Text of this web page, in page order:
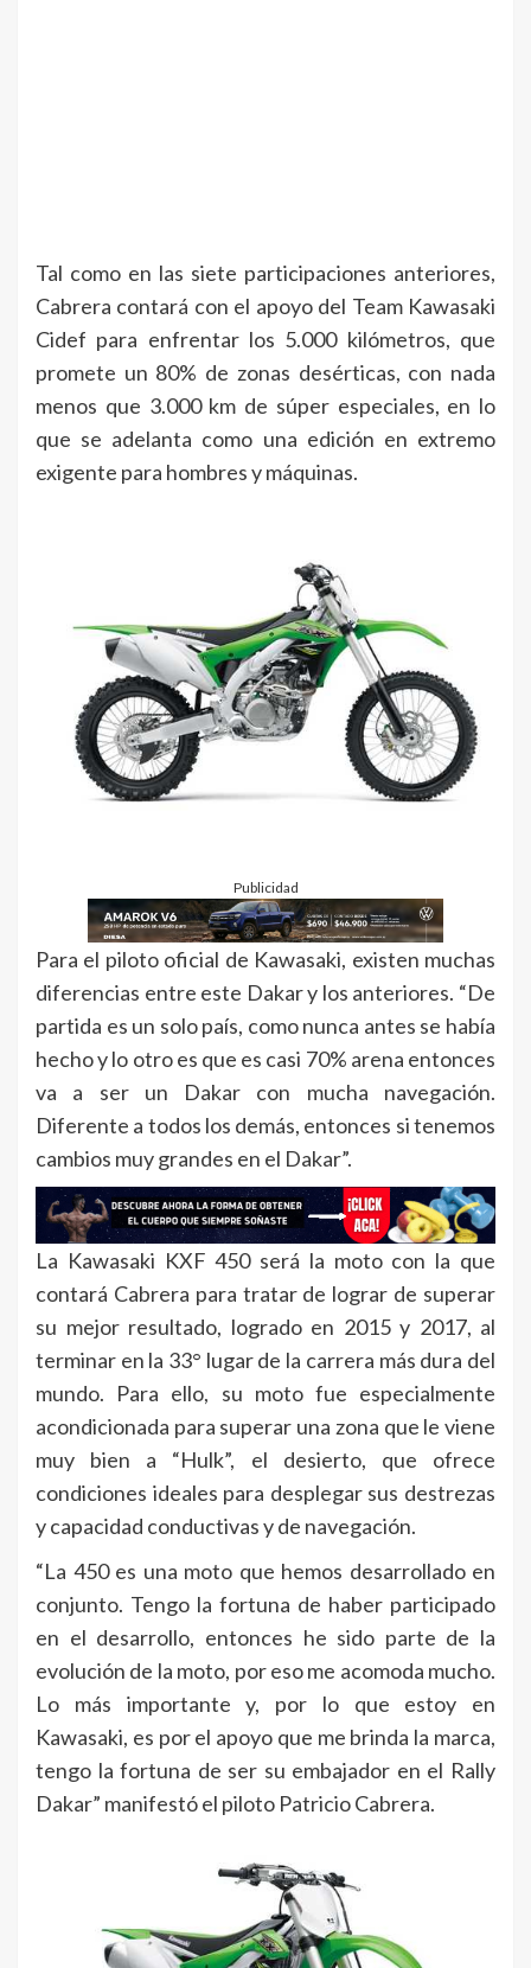
Tal como en las siete participaciones anteriores,
Cabrera contará con el apoyo del Team Kawasaki
Cidef para enfrentar los 5.000 kilómetros, que
promete un 80% de zonas desérticas, con nada
menos que 3.000 km de súper especiales, en lo
que se adelanta como una edición en extremo
exigente para hombres y máquinas.
Publicidad
Para el piloto oficial de Kawasaki, existen muchas
diferencias entre este Dakar y los anteriores. “De
partida es un solo país, como nunca antes se había
hecho y lo otro es que es casi 70% arena entonces
va a ser un Dakar con mucha navegación.
Diferente a todos los demás, entonces si tenemos
cambios muy grandes en el Dakar”.
La Kawasaki KXF 450 será la moto con la que
contará Cabrera para tratar de lograr de superar
su mejor resultado, logrado en 2015 y 2017, al
terminar en la 33° lugar de la carrera más dura del
mundo. Para ello, su moto fue especialmente
acondicionada para superar una zona que le viene
muy bien a “Hulk”, el desierto, que ofrece
condiciones ideales para desplegar sus destrezas
y capacidad conductivas y de navegación.
“La 450 es una moto que hemos desarrollado en
conjunto. Tengo la fortuna de haber participado
en el desarrollo, entonces he sido parte de la
evolución de la moto, por eso me acomoda mucho.
Lo más importante y, por lo que estoy en
Kawasaki, es por el apoyo que me brinda la marca,
tengo la fortuna de ser su embajador en el Rally
Dakar” manifestó el piloto Patricio Cabrera.